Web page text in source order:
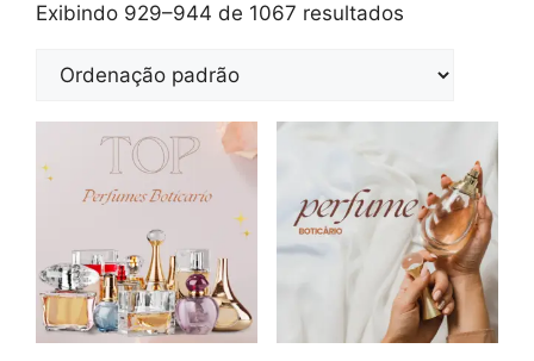
Exibindo 929–944 de 1067 resultados